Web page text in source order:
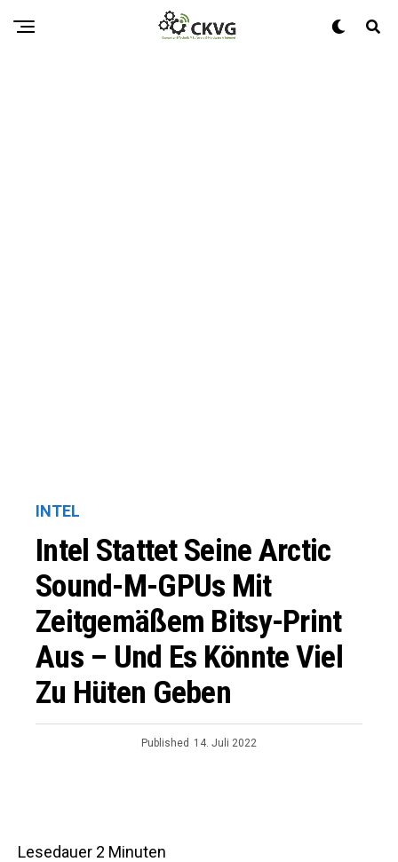
INTEL
Intel Stattet Seine Arctic
Sound-M-GPUs Mit
Zeitgemäßem Bitsy-Print
Aus – Und Es Könnte Viel
Zu Hüten Geben
Published 14. Juli 2022
Lesedauer 2 Minuten